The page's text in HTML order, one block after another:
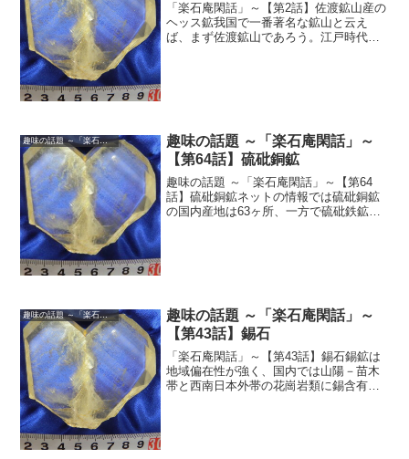
「楽石庵閑話」～【第2話】佐渡鉱山産の
ヘッス鉱我国で一番著名な鉱山と云え
ば、まず佐渡鉱山であろう。江戸時代か
趣味の話題 ～「楽石庵閑話」～
趣味の話題 ～「楽石庵閑話」～
【第64話】硫砒銅鉱
趣味の話題 ～「楽石庵閑話」～【第64
話】硫砒銅鉱ネットの情報では硫砒銅鉱
の国内産地は63ヶ所、一方で硫砒鉄鉱は
趣味の話題 ～「楽石庵閑話」～
趣味の話題 ～「楽石庵閑話」～
【第43話】錫石
「楽石庵閑話」～【第43話】錫石錫鉱は
地域偏在性が強く、国内では山陽－苗木
帯と西南日本外帯の花崗岩類に錫含有量